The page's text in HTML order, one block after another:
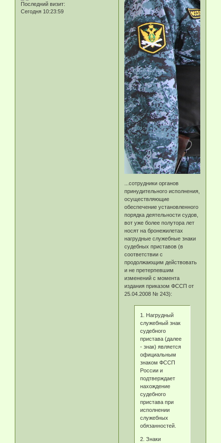
Последний визит:
Сегодня 10:23:59
...сотрудники органов
принудительного исполнения,
осуществляющие
обеспечение установленного
порядка деятельности судов,
вот уже более полутора лет
носят на бронежилетах
нагрудные служебные знаки
судебных приставов (в
соответствии с
продолжающим действовать
и не претерпевшим
изменений с момента
издания приказом ФССП от
25.04.2008 № 243):
1. Нагрудный
служебный знак
судебного
пристава (далее
- знак) является
официальным
знаком ФССП
России и
подтверждает
нахождение
судебного
пристава при
исполнении
служебных
обязанностей.
2. Знаки